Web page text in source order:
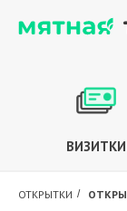
ВИЗИТКИ
ОТКРЫТКИ /